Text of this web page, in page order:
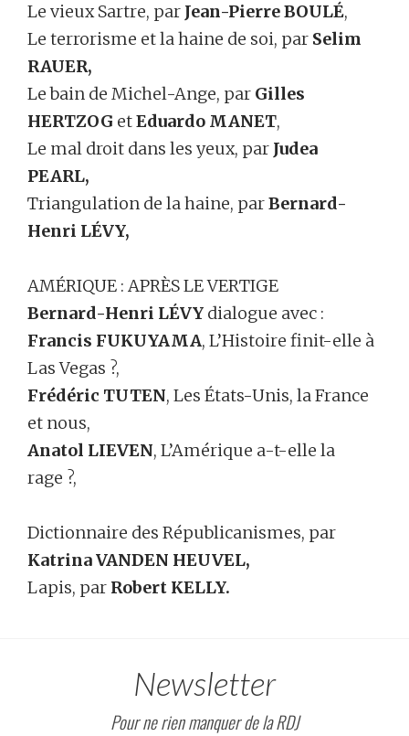
Le vieux Sartre, par Jean-Pierre BOULÉ,
Le terrorisme et la haine de soi, par Selim
RAUER,
Le bain de Michel-Ange, par Gilles
HERTZOG etEduardo MANET,
Le mal droit dans les yeux, par Judea
PEARL,
Triangulation de la haine, parBernard-
Henri LÉVY,
AMÉRIQUE : APRÈS LE VERTIGE
Bernard-Henri LÉVY dialogue avec :
Francis FUKUYAMA, L’Histoire finit-elle à
Las Vegas ?,
Frédéric TUTEN, Les États-Unis, la France
et nous,
Anatol LIEVEN, L’Amérique a-t-elle la
rage ?,
Dictionnaire des Républicanismes, par
Katrina VANDEN HEUVEL,
Lapis, par Robert KELLY.
Newsletter
Pour ne rien manquer de la RDJ